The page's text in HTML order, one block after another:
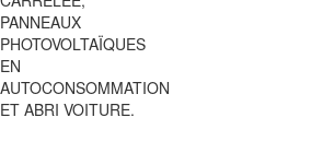
PANNEAUX
PHOTOVOLTAÏQUES
EN
AUTOCONSOMMATION
ET ABRI VOITURE.